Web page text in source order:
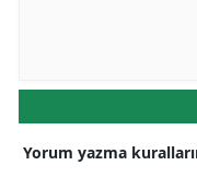
Yorum yazma